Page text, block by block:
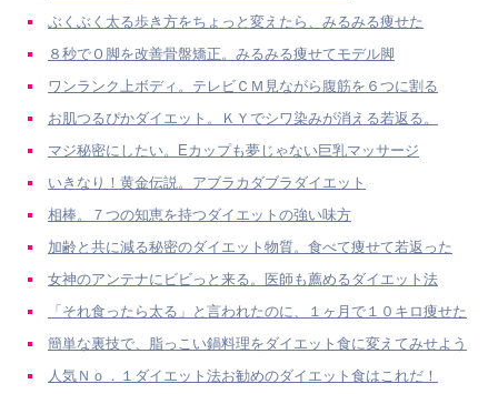
ぶくぶく太る歩き方をちょっと変えたら、みるみる痩せた
８秒でＯ脚を改善骨盤矯正。みるみる痩せてモデル脚
ワンランク上ボディ。テレビＣＭ見ながら腹筋を６つに割る
お肌つるぴかダイエット。ＫＹでシワ染みが消える若返る。
マジ秘密にしたい。Eカップも夢じゃない巨乳マッサージ
いきなり！黄金伝説。アブラカダブラダイエット
相棒。７つの知恵を持つダイエットの強い味方
加齢と共に減る秘密のダイエット物質。食べて痩せて若返った
女神のアンテナにビビっと来る。医師も薦めるダイエット法
「それ食ったら太る」と言われたのに、１ヶ月で１０キロ痩せた
簡単な裏技で、脂っこい鍋料理をダイエット食に変えてみせよう
人気Ｎｏ．１ダイエット法お勧めのダイエット食はこれだ！